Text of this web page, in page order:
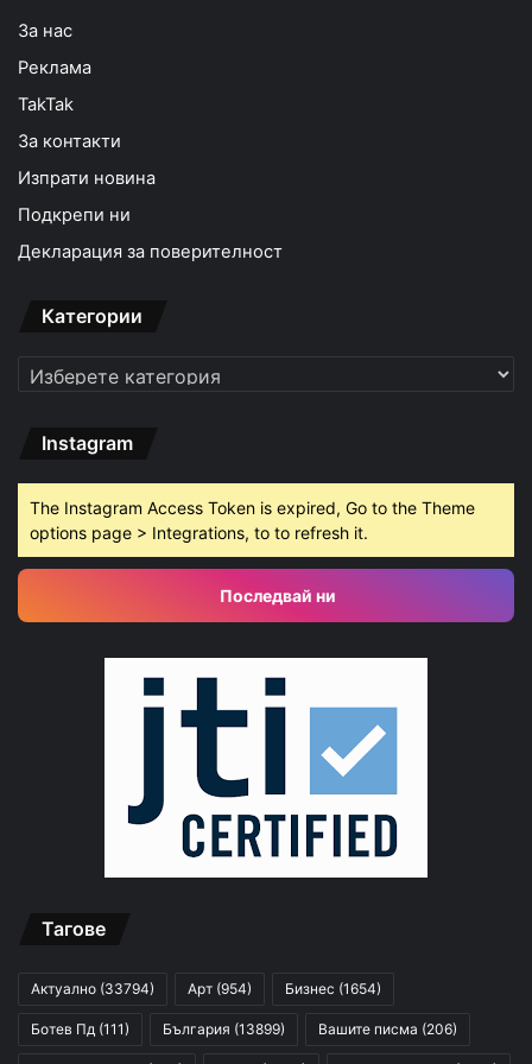
За нас
Реклама
TakTak
За контакти
Изпрати новина
Подкрепи ни
Декларация за поверителност
Категории
Категории
Instagram
The Instagram Access Token is expired, Go to the Theme
options page > Integrations, to to refresh it.
Последвай ни
Тагове
Актуално (33794) Арт (954) Бизнес (1654)
Ботев Пд (111) България (13899) Вашите писма (206)